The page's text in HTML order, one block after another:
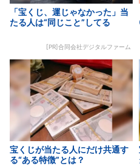
「宝くじ、運じゃなかった」当
たる人は“同じこと”してる
[PR]合同会社デジタルファーム
宝くじが当たる人にだけ共通す
る“ある特徴”とは？